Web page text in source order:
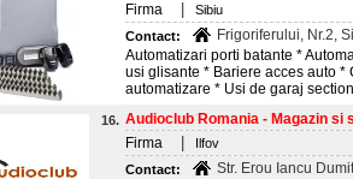
Firma
Sibiu
Contact:
Frigoriferului, Nr.2,
Automatizari porti batante *
usi glisante * Bariere acces auto *
automatizare * Usi de garaj
16. Audioclub Romania - Magazin
Firma
Ilfov
Contact:
Str. Erou Iancu